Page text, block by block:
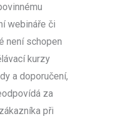
webináře či
není schopen
kurzy
a doporučení,
za
při